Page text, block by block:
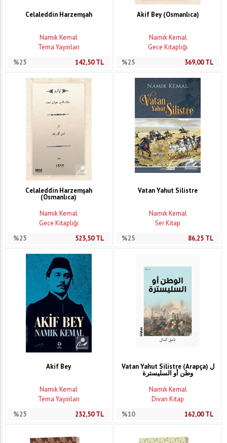
Celaleddin Harzemşah
Namık Kemal
Tema Yayınları
%25
142,50TL
Akif Bey (Osmanlıca)
Namık Kemal
Gece Kitaplığı
%25
369,00TL
Celaleddin Harzemşah
(Osmanlıca)
Namık Kemal
Gece Kitaplığı
%25
523,50TL
Vatan Yahut Silistre
Namık Kemal
Ser Kitap
%25
86,25 TL
Akif Bey
Namık Kemal
Tema Yayınları
%25
232,50TL
Vatan Yahut Silistre (Arapça) ل
وطن أو السليسترة
Namık Kemal
Divan Kitap
%10
162,00TL